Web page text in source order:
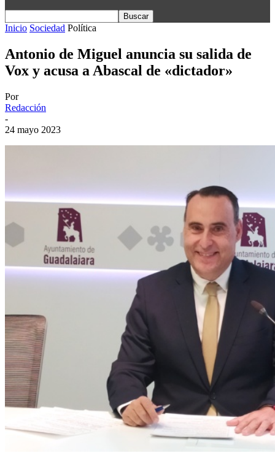
Inicio Sociedad Política
Antonio de Miguel anuncia su salida de
Vox y acusa a Abascal de «dictador»
Por
Redacción
-
24 mayo 2023